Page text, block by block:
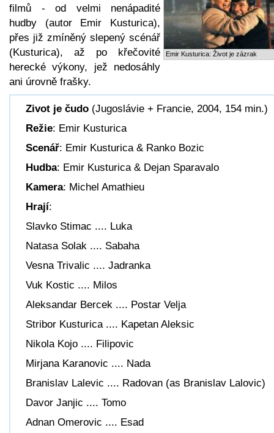
Emir Kusturica: Život je zázrak
filmů - od velmi nenápadité
hudby (autor Emir Kusturica),
přes již zmíněný slepený scénář
(Kusturica), až po křečovité
herecké výkony, jež nedosáhly
ani úrovně frašky.
Zivot je čudo (Jugoslávie + Francie, 2004, 154 min.)
Režie: Emir Kusturica
Scenář: Emir Kusturica & Ranko Bozic
Hudba: Emir Kusturica & Dejan Sparavalo
Kamera: Michel Amathieu
Hrají:
Slavko Stimac .... Luka
Natasa Solak .... Sabaha
Vesna Trivalic .... Jadranka
Vuk Kostic .... Milos
Aleksandar Bercek .... Postar Velja
Stribor Kusturica .... Kapetan Aleksic
Nikola Kojo .... Filipovic
Mirjana Karanovic .... Nada
Branislav Lalevic .... Radovan (as Branislav Lalovic)
Davor Janjic .... Tomo
Adnan Omerovic .... Esad